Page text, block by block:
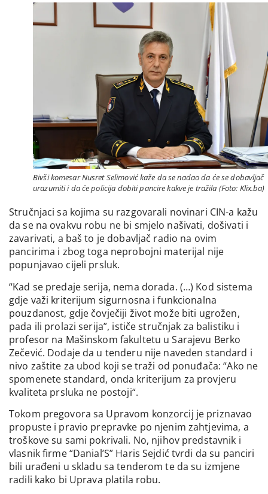
Bivši komesar Nusret Selimović kaže da se nadao da će se dobavljač
urazumiti i da će policija dobiti pancire kakve je tražila (Foto: Klix.ba)
Stručnjaci sa kojima su razgovarali novinari CIN-a kažu
da se na ovakvu robu ne bi smjelo našivati, došivati i
zavarivati, a baš to je dobavljač radio na ovim
pancirima i zbog toga neprobojni materijal nije
popunjavao cijeli prsluk.
“Kad se predaje serija, nema dorada. (…) Kod sistema
gdje važi kriterijum sigurnosna i funkcionalna
pouzdanost, gdje čovječiji život može biti ugrožen,
pada ili prolazi serija”, ističe stručnjak za balistiku i
profesor na Mašinskom fakultetu u Sarajevu Berko
Zečević. Dodaje da u tenderu nije naveden standard i
nivo zaštite za ubod koji se traži od ponuđača: “Ako ne
spomenete standard, onda kriterijum za provjeru
kvaliteta prsluka ne postoji“.
Tokom pregovora sa Upravom konzorcij je priznavao
propuste i pravio prepravke po njenim zahtjevima, a
troškove su sami pokrivali. No, njihov predstavnik i
vlasnik firme “Danial’S” Haris Sejdić tvrdi da su panciri
bili urađeni u skladu sa tenderom te da su izmjene
radili kako bi Uprava platila robu.